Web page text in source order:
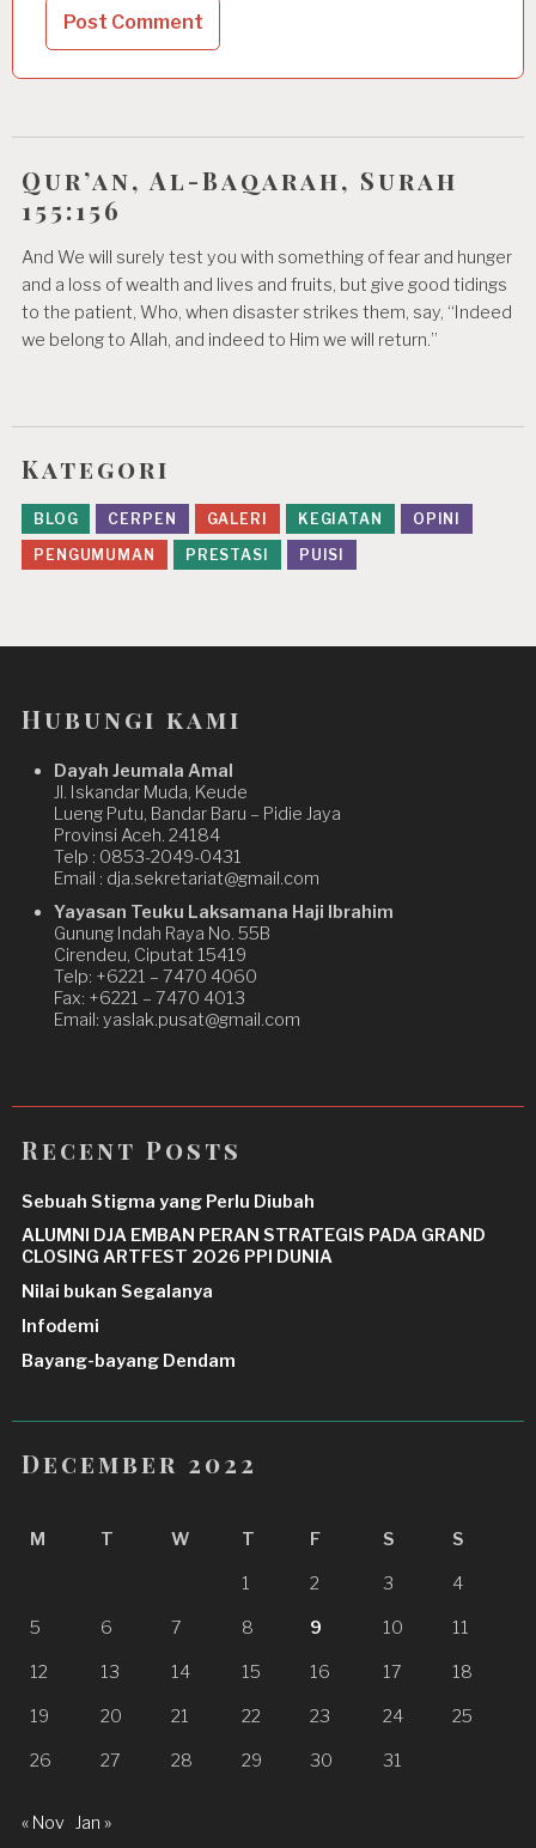
Qur’an, Al-Baqarah, Surah
155:156
And We will surely test you with something of fear and hunger
and a loss of wealth and lives and fruits, but give good tidings
to the patient, Who, when disaster strikes them, say, “Indeed
we belong to Allah, and indeed to Him we will return.”
Kategori
BLOG CERPEN GALERI KEGIATAN
OPINI
PENGUMUMAN
PRESTASI PUISI
Hubungi kami
Dayah Jeumala Amal
Jl. Iskandar Muda, Keude
Lueng Putu, Bandar Baru – Pidie Jaya
Provinsi Aceh. 24184
Telp : 0853-2049-0431
Email : dja.sekretariat@gmail.com
Yayasan Teuku Laksamana Haji Ibrahim
Gunung Indah Raya No. 55B
Cirendeu, Ciputat 15419
Telp: +6221 – 7470 4060
Fax: +6221 – 7470 4013
Email: yaslak.pusat@gmail.com
Recent Posts
Sebuah Stigma yang Perlu Diubah
ALUMNI DJA EMBAN PERAN STRATEGIS PADA GRAND
CLOSING ARTFEST 2026 PPI DUNIA
Nilai bukan Segalanya
Infodemi
Bayang-bayang Dendam
December 2022
M T W T F S S
1 2 3 4
5 6 7 8 9 10 11
12 13 14 15 16 17 18
19 20 21 22 23 24 25
26 27 28 29 30 31
« Nov Jan »